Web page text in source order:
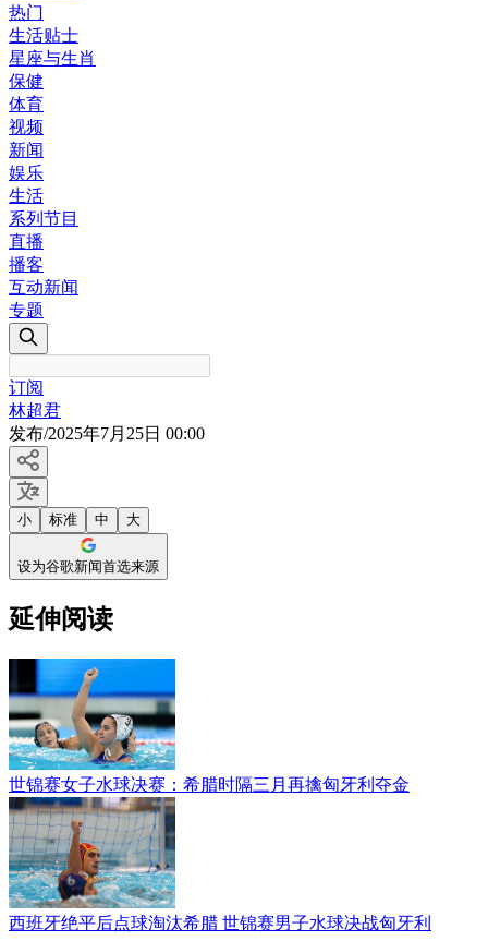
热门
生活贴士
星座与生肖
保健
体育
视频
新闻
娱乐
生活
系列节目
直播
播客
互动新闻
专题
订阅
林超君
发布/2025年7月25日 00:00
小 标准 中 大
设为谷歌新闻首选来源
延伸阅读
世锦赛女子水球决赛：希腊时隔三月再擒匈牙利夺金
西班牙绝平后点球淘汰希腊 世锦赛男子水球决战匈牙利